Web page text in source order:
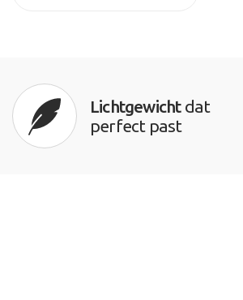
Lichtgewichtdat
perfect past